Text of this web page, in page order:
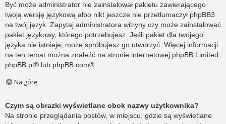
Być może administrator nie zainstalował pakietu zawierającego
twoją wersję językową albo nikt jeszcze nie przetłumaczył phpBB3
na twój język. Zapytaj administratora witryny czy może zainstalować
pakiet językowy, którego potrzebujesz. Jeśli pakiet dla twojego
języka nie istnieje, może spróbujesz go utworzyć. Więcej informacji
na ten temat można znaleźć na stronie internetowej phpBB Limited
phpBB.pl® lub phpBB.com®
Na górę
Czym są obrazki wyświetlane obok nazwy użytkownika?
Na stronie przeglądania postów, w miejscu, gdzie są wyświetlane